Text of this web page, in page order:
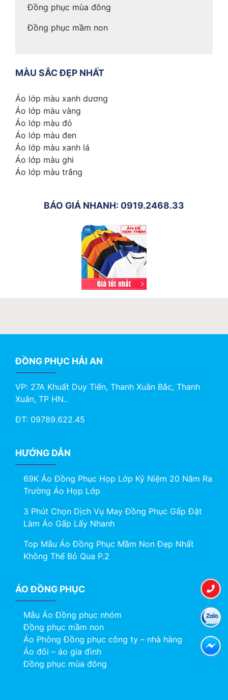
Đồng phục mùa đông
Đồng phục mầm non
MÀU SẮC ĐẸP NHẤT
Áo lớp màu xanh dương
Áo lớp màu vàng
Áo lớp màu đỏ
Áo lớp màu đen
Áo lớp màu xanh lá
Áo lớp màu ghi
Áo lớp màu trắng
BÁO GIÁ NHANH: 0919.2468.33
ĐỒNG PHỤC HẢI AN
VP: 27A Khuất Duy Tiến, Thanh Xuân Bắc, Thanh
Xuân, TP HN..
ĐT: 09789.622.45
HƯỚNG DẪN
69K Áo Đồng Phục Họp Lớp Kỷ Niệm 20 Năm Ra
Trường Áo Họp Lớp
3 Phút Chọn Dịch Vụ May Đồng Phục Gấp Đặt
Làm Áo Gấp Lấy Nhanh
Top Mẫu Áo Đồng Phục Mầm Non Đẹp Nhất
Không Thể Bỏ Qua P.2
ÁO ĐỒNG PHỤC
Mẫu Áo Đồng phục nhóm
Đồng phục mầm non
Áo Phông Đồng phục công ty – nhà hàng
Áo đôi – áo gia đình
Đồng phục mùa đông